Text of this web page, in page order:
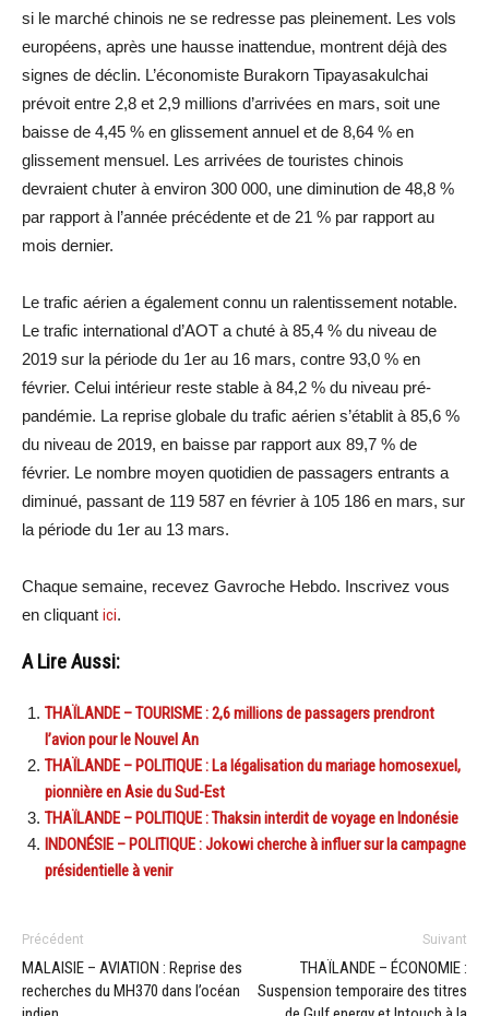
si le marché chinois ne se redresse pas pleinement. Les vols
européens, après une hausse inattendue, montrent déjà des
signes de déclin. L’économiste Burakorn Tipayasakulchai
prévoit entre 2,8 et 2,9 millions d’arrivées en mars, soit une
baisse de 4,45 % en glissement annuel et de 8,64 % en
glissement mensuel. Les arrivées de touristes chinois
devraient chuter à environ 300 000, une diminution de 48,8 %
par rapport à l’année précédente et de 21 % par rapport au
mois dernier.
Le trafic aérien a également connu un ralentissement notable.
Le trafic international d’AOT a chuté à 85,4 % du niveau de
2019 sur la période du 1er au 16 mars, contre 93,0 % en
février. Celui intérieur reste stable à 84,2 % du niveau pré-
pandémie. La reprise globale du trafic aérien s’établit à 85,6 %
du niveau de 2019, en baisse par rapport aux 89,7 % de
février. Le nombre moyen quotidien de passagers entrants a
diminué, passant de 119 587 en février à 105 186 en mars, sur
la période du 1er au 13 mars.
Chaque semaine, recevez Gavroche Hebdo. Inscrivez vous
en cliquant ici.
A Lire Aussi:
THAÏLANDE – TOURISME : 2,6 millions de passagers prendront
l’avion pour le Nouvel An
THAÏLANDE – POLITIQUE : La légalisation du mariage homosexuel,
pionnière en Asie du Sud-Est
THAÏLANDE – POLITIQUE : Thaksin interdit de voyage en Indonésie
INDONÉSIE – POLITIQUE : Jokowi cherche à influer sur la campagne
présidentielle à venir
Précédent
MALAISIE – AVIATION : Reprise des
recherches du MH370 dans l’océan
Suivant
THAÏLANDE – ÉCONOMIE :
Suspension temporaire des titres